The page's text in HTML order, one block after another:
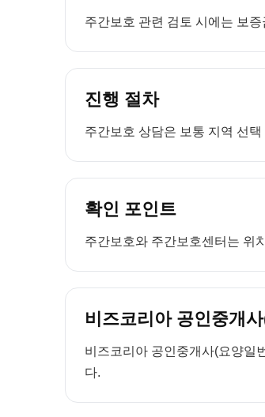
주간보호 관련 검토 시에는 보
진행 절차
주간보호 상담은 보통 지역 선
확인 포인트
주간보호와 주간보호센터는 위
비즈코리아 공인중개
비즈코리아 공인중개사(요양일
다.